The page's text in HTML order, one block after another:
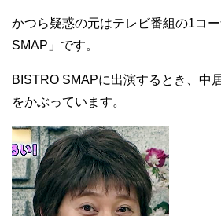
かつら疑惑の元はテレビ番組の1コ
SMAP」です。
BISTRO SMAPに出演するとき、中
をかぶっています。